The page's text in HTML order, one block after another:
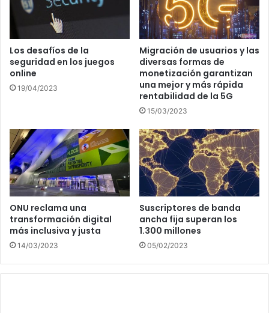
Los desafíos de la
seguridad en los juegos
online
19/04/2023
Migración de usuarios y las
diversas formas de
monetización garantizan
una mejor y más rápida
rentabilidad de la 5G
15/03/2023
ONU reclama una
transformación digital
más inclusiva y justa
14/03/2023
Suscriptores de banda
ancha fija superan los
1.300 millones
05/02/2023